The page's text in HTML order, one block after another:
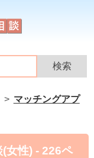
マッチングアプ